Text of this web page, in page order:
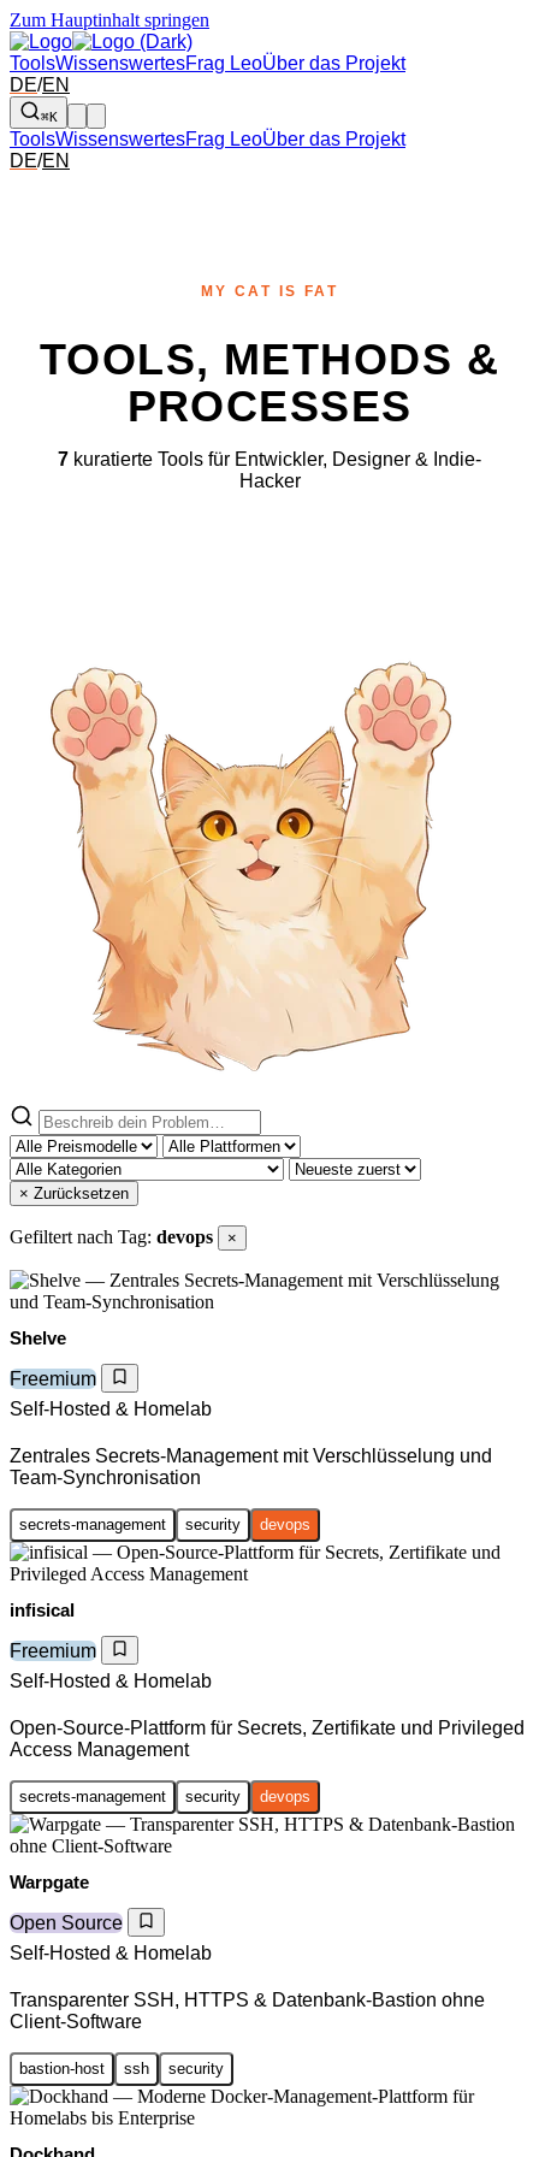
Zum Hauptinhalt springen
ToolsWissenswertesFrag LeoÜber das Projekt
DE/EN
⌘K
ToolsWissenswertesFrag LeoÜber das Projekt
DE/EN
MY CAT IS FAT
TOOLS, METHODS &
PROCESSES
7 kuratierte Tools für Entwickler, Designer & Indie-
Hacker
× Zurücksetzen
Gefiltert nach Tag: devops ×
Shelve
Freemium
Self-Hosted & Homelab
Zentrales Secrets-Management mit Verschlüsselung und
Team-Synchronisation
secrets-management security devops
infisical
Freemium
Self-Hosted & Homelab
Open-Source-Plattform für Secrets, Zertifikate und Privileged
Access Management
secrets-management security devops
Warpgate
Open Source
Self-Hosted & Homelab
Transparenter SSH, HTTPS & Datenbank-Bastion ohne
Client-Software
bastion-host ssh security